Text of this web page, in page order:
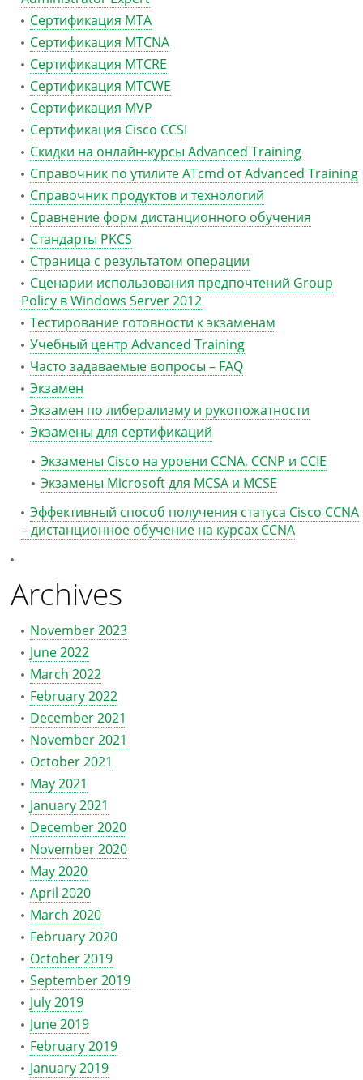
Сертификация MTA
Сертификация MTCNA
Сертификация MTCRE
Сертификация MTCWE
Сертификация MVP
Сертификация Сisco CCSI
Скидки на онлайн-курсы Advanced Training
Справочник по утилите ATcmd от Advanced Training
Справочник продуктов и технологий
Сравнение форм дистанционного обучения
Стандарты PKCS
Страница с результатом операции
Сценарии использования предпочтений Group
Policy в Windows Server 2012
Тестирование готовности к экзаменам
Учебный центр Advanced Training
Часто задаваемые вопросы – FAQ
Экзамен
Экзамен по либерализму и рукопожатности
Экзамены для сертификаций
Экзамены Cisco на уровни CCNA, CCNP и CCIE
Экзамены Microsoft для MCSA и MCSE
Эффективный способ получения статуса Cisco CCNA
– дистанционное обучение на курсах CCNA
Archives
November 2023
June 2022
March 2022
February 2022
December 2021
November 2021
October 2021
May 2021
January 2021
December 2020
November 2020
May 2020
April 2020
March 2020
February 2020
October 2019
September 2019
July 2019
June 2019
February 2019
January 2019